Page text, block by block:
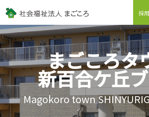
採
まごころタ
新百合ケ丘
Magokoro town